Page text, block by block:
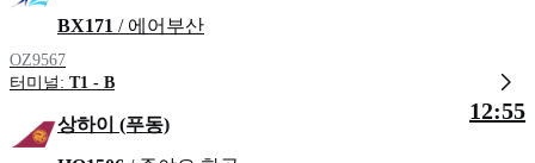
BX171 / 에어부산
OZ9567
터미널: T1 - B
상하이 (푸동)
12:55